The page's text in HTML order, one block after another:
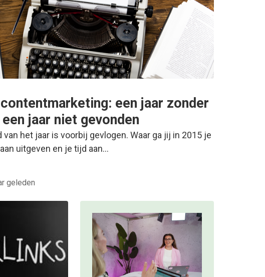
contentmarketing: een jaar zonder
jaar niet gevonden
van het jaar is voorbij gevlogen. Waar ga jij in 2015 je
uitgeven en je tijd aan…
geleden